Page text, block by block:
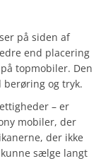
på siden af
end placering
topmobiler. Den
berøring og tryk.
– er
mobiler, der
der ikke
sælge langt